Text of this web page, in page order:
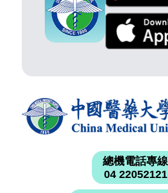
總機電話專線
04 22052121